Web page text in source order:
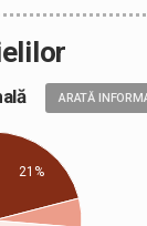
ARATĂ
21%